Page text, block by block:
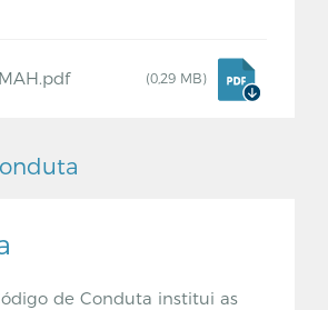
(0,29 MB)
de Conduta institui as